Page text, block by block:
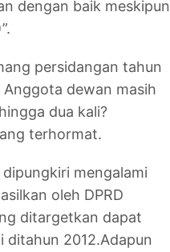
dengan baik meskipun
persidangan tahun
dewan masih
dua kali?
terhormat.
mengalami
oleh DPRD
ditargetkan dapat
ditahun 2012.Adapun